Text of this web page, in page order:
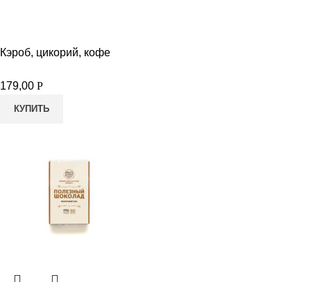
Кэроб, цикорий, кофе
179,00 Р
КУПИТЬ